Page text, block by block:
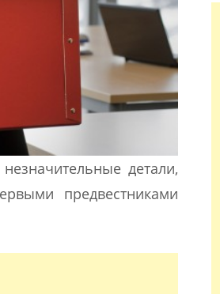
детали,
предвестниками